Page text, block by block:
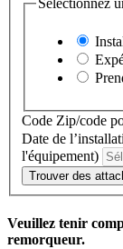
Sélectionnez
Code Zip/code
Date de
l'équipement)
Trouver des
Veuillez tenir
remorqueur.